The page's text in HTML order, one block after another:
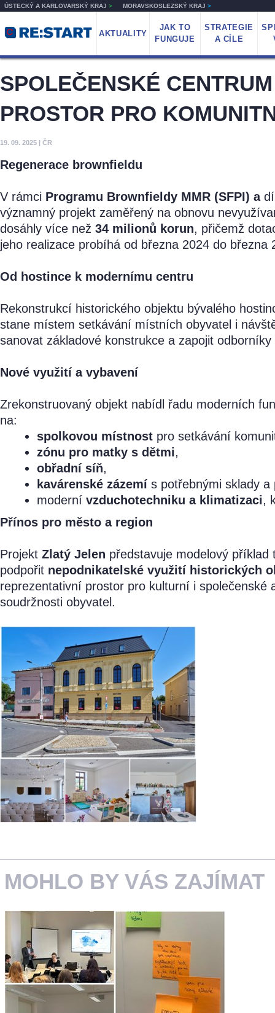
ÚSTECKÝ A KARLOVARSKÝ KRAJ > MORAVSKOSLEZSKÝ KRAJ >
AKTUALITY
JAK TO
FUNGUJE
STRATEGIE
A CÍLE
SPOLEČENSKÉ
PROSTOR PRO
19. 09. 2025 | ČR
Regenerace brownfieldu
V rámci Programu Brownfieldy MMR (SFPI) a
významný projekt zaměřený na obnovu
dosáhly více než 34 milionů korun, přičemž
jeho realizace probíhá od března 2024 do března
Od hostince k modernímu centru
Rekonstrukcí historického objektu bývalého
stane místem setkávání místních obyvatel i
sanovat základové konstrukce a zapojit
Nové využití a vybavení
Zrekonstruovaný objekt nabídl řadu moderních
na:
spolkovou místnost pro setkávání
zónu pro matky s dětmi,
obřadní síň,
kavárenské zázemí s potřebnými sklady
moderní vzduchotechniku a klimatizaci,
Přínos pro město a region
Projekt Zlatý Jelen představuje modelový
podpořit nepodnikatelské využití historických
reprezentativní prostor pro kulturní i
soudržnosti obyvatel.
MOHLO BY VÁS ZAJÍMAT